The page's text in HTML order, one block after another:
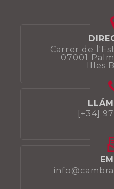
Carrer de
07001
Illes
[+34]